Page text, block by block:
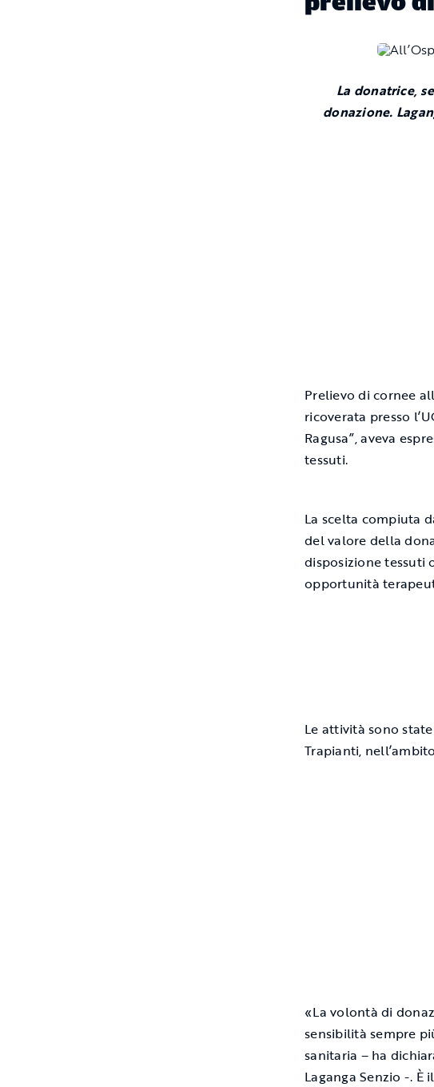
La donatrice,
donazione.
Prelievo di cornee
ricoverata presso
Ragusa”, aveva
tessuti.
La scelta compiuta
del valore della
disposizione tessuti
opportunità
Le attività sono
Trapianti,
«La volontà di
sensibilità sempre
sanitaria – ha
Laganga Senzio -.